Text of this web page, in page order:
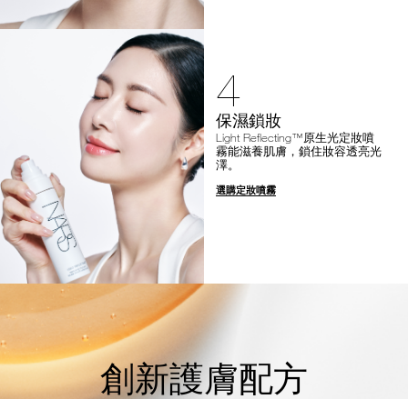
4
保濕鎖妝
Light Reflecting™原生光定妝噴
霧能滋養肌膚，鎖住妝容透亮光
澤。
選購定妝噴霧
創新護膚配方